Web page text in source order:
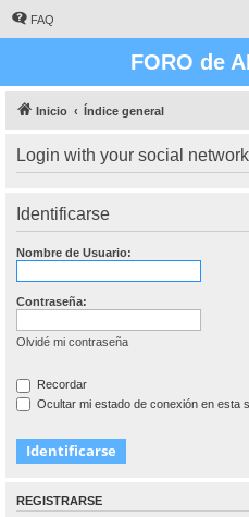
FAQ
FORO de
Inicio Índice general
Login with your social
Identificarse
Nombre de Usuario:
Contraseña:
Olvidé mi contraseña
Recordar
Ocultar mi estado de conexión en esta
REGISTRARSE